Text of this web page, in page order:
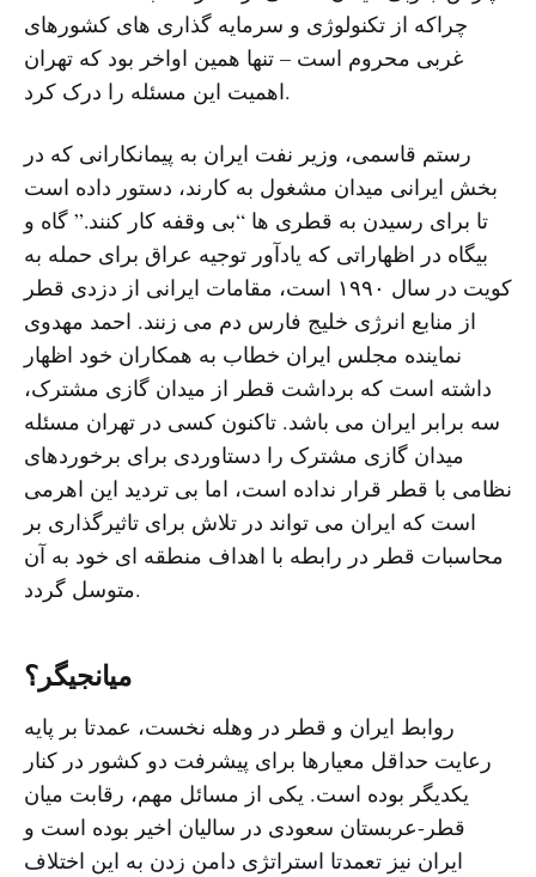
چراکه از تکنولوژی و سرمایه گذاری های کشورهای
غربی محروم است – تنها همین اواخر بود که تهران
اهمیت این مسئله را درک کرد.
رستم قاسمی، وزیر نفت ایران به پیمانکارانی که در
بخش ایرانی میدان مشغول به کارند، دستور داده است
تا برای رسیدن به قطری ها “بی وقفه کار کنند.” گاه و
بیگاه در اظهاراتی که یادآور توجیه عراق برای حمله به
کویت در سال ۱۹۹۰ است، مقامات ایرانی از دزدی قطر
از منابع انرژی خلیج فارس دم می زنند. احمد مهدوی
نماینده مجلس ایران خطاب به همکاران خود اظهار
داشته است که برداشت قطر از میدان گازی مشترک،
سه برابر ایران می باشد. تاکنون کسی در تهران مسئله
میدان گازی مشترک را دستاوردی برای برخوردهای
نظامی با قطر قرار نداده است، اما بی تردید این اهرمی
است که ایران می تواند در تلاش برای تاثیرگذاری بر
محاسبات قطر در رابطه با اهداف منطقه ای خود به آن
متوسل گردد.
میانجیگر؟
روابط ایران و قطر در وهله نخست، عمدتا بر پایه
رعایت حداقل معیارها برای پیشرفت دو کشور در کنار
یکدیگر بوده است. یکی از مسائل مهم، رقابت میان
قطر-عربستان سعودی در سالیان اخیر بوده است و
ایران نیز تعمدتا استراتژی دامن زدن به این اختلاف